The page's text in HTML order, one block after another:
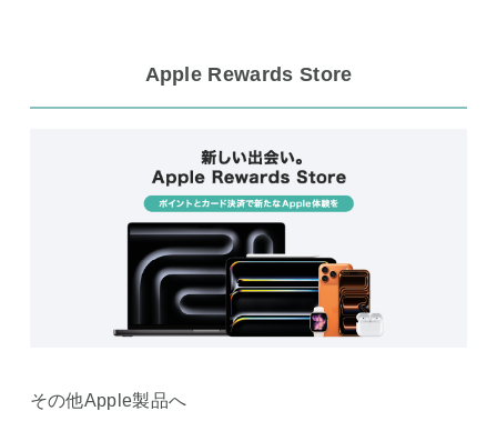
Apple Rewards Store
その他Apple製品へ